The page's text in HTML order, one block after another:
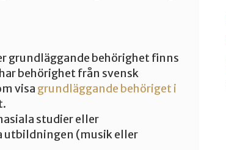
grundläggande behörighet finns
behörighet från svensk
visa grundläggande behöriget i
studier eller
utbildningen (musik eller